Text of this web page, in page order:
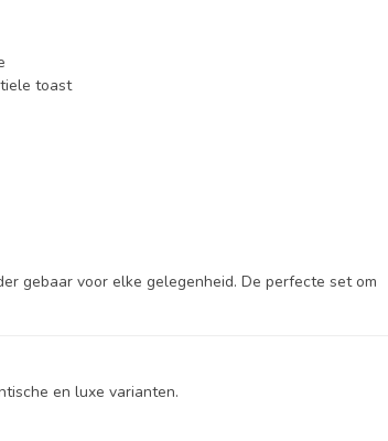
toast
gebaar voor elke gelegenheid. De perfecte set om
en luxe varianten.